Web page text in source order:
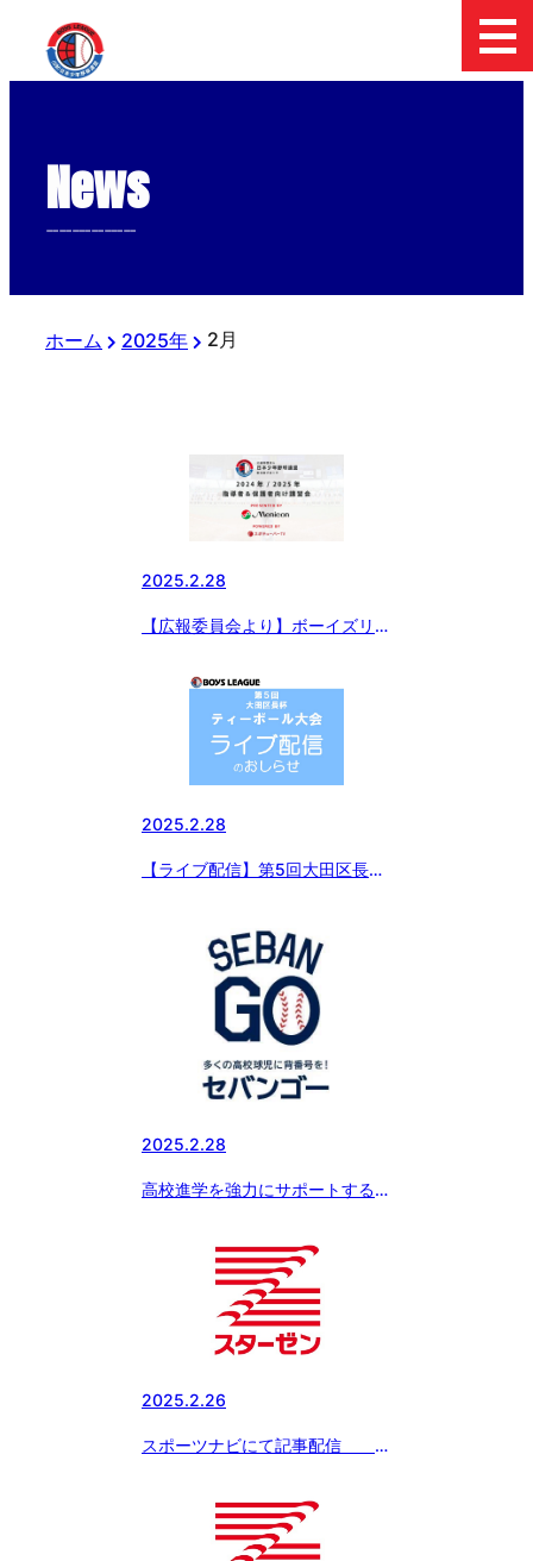
News
--------------
ホーム 2025年 2月
2025.2.28
【広報委員会より】ボーイズリー
護者講習会 presented by メニコ
ン」を開催！
2025.2.28
【ライブ配信】第5回大田区長杯
2025.2.28
高校進学を強力にサポートする新
ゴー）に日本体育大学柏高等学校
野球部が新たに参加!!
2025.2.26
スポーツナビにて記事配信
冠スポンサー、スターゼン株式会
社・横田社長が 『ドナルド・マ